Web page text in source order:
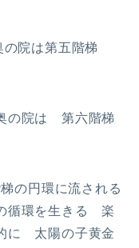
院は第五階梯
の院は 第六階梯
の円環に流される
循環を生きる 楽
に 太陽の子黄金